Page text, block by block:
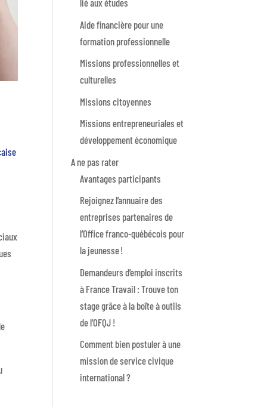
lié aux études
Aide financière pour une
formation professionnelle
Missions professionnelles et
culturelles
Missions citoyennes
Missions entrepreneuriales et
développement économique
A ne pas rater
Avantages participants
Rejoignez l’annuaire des
entreprises partenaires de
l’Office franco-québécois pour
la jeunesse !
Demandeurs d’emploi inscrits
à France Travail : Trouve ton
stage grâce à la boîte à outils
de l’OFQJ !
Comment bien postuler à une
mission de service civique
international ?